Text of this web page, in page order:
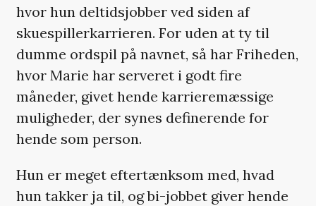
hvor hun deltidsjobber ved siden af
skuespillerkarrieren. For uden at ty til
dumme ordspil på navnet, så har Friheden,
hvor Marie har serveret i godt fire
måneder, givet hende karrieremæssige
muligheder, der synes definerende for
hende som person.
Hun er meget eftertænksom med, hvad
hun takker ja til, og bi-jobbet giver hende